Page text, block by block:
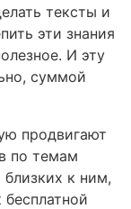
тексты и
эти знания
И эту
суммой
продвигают
по темам
к ним,